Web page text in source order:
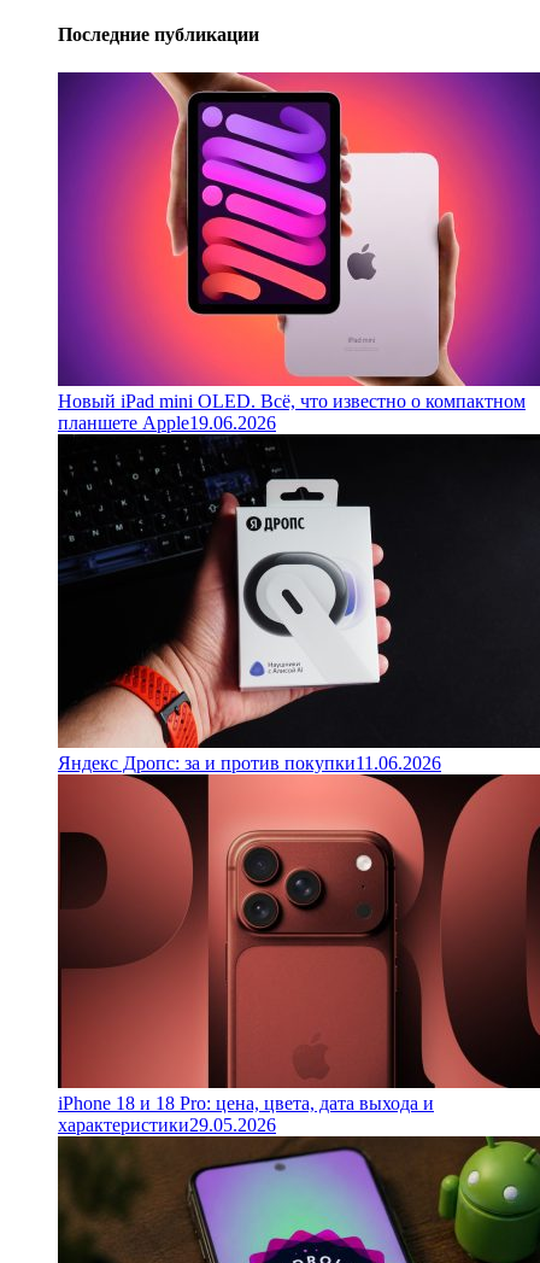
Последние публикации
Новый iPad mini OLED. Всё, что известно о компактном
планшете Apple19.06.2026
Яндекс Дропс: за и против покупки11.06.2026
iPhone 18 и 18 Pro: цена, цвета, дата выхода и
характеристики29.05.2026